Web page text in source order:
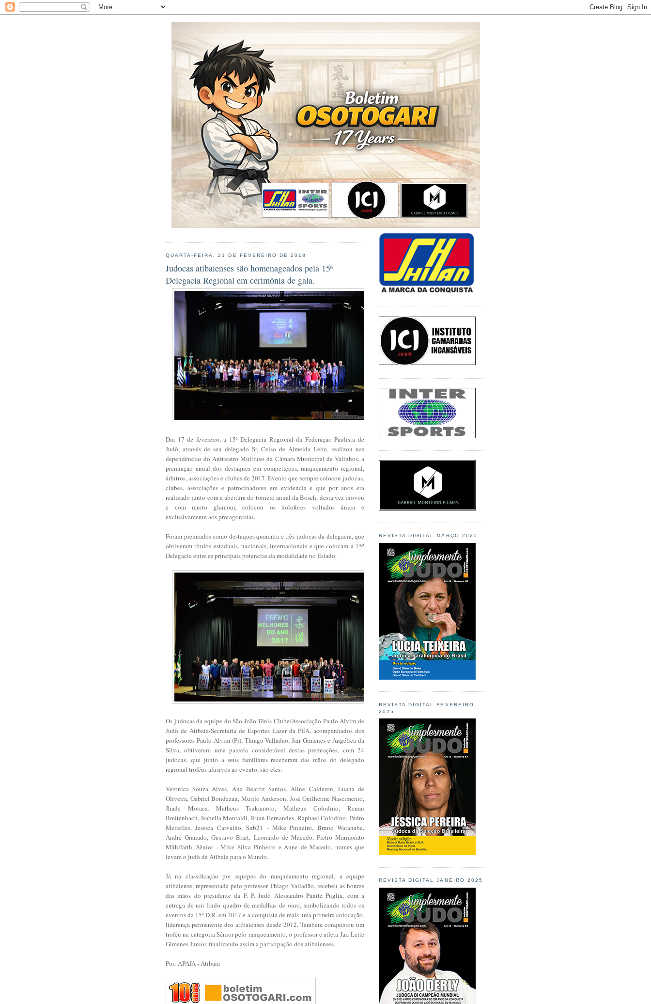
QUARTA-FEIRA, 21 DE FEVEREIRO DE 2018
Judocas atibaienses são homenageados pela 15ª
Delegacia Regional em cerimônia de gala.
Dia 17 de fevereiro, a 15ª Delegacia Regional da Federação Paulista de
Judô, através de seu delegado Sr. Celso de Almeida Leite, realizou nas
dependências do Anfiteatro Multiuso da Câmara Municipal de Valinhos, a
premiação anual dos destaques em competições, ranqueamento regional,
árbitros, associações e clubes de 2017. Evento que sempre colocou judocas,
clubes, associações e patrocinadores em evidencia e que por anos era
realizado junto com a abertura do torneio anual da Bosch, desta vez inovou
e com muito glamour, colocou os holofotes voltados única e
exclusivamente aos protagonistas.
Foram premiados como destaques quarenta e três judocas da delegacia, que
obtiveram títulos estaduais, nacionais, internacionais e que colocam a 15ª
Delegacia entre as principais potencias da modalidade no Estado.
Os judocas da equipe do São João Tênis Clube/Associação Paulo Alvim de
Judô de Atibaia/Secretaria de Esportes Lazer da PEA, acompanhados dos
professores Paulo Alvim (Pi), Thiago Valladão, Jair Gimenes e Angélica da
Silva, obtiveram uma parcela considerável destas premiações, com 24
judocas, que junto a seus familiares receberam das mãos do delegado
regional troféus alusivos ao evento, são eles:
Veronica Souza Alves, Ana Beatriz Santos, Aline Calderon, Luana de
Oliveira, Gabriel Bondezan, Murilo Anderson, José Guilherme Nascimento,
Jhade Moraes, Matheus Tsukamoto, Matheus Colodino, Renan
Breitenbach, Isabella Montaldi, Ruan Hernandes, Raphael Colodino, Pedro
Meirelles, Jessica Carvalho, Sub21 - Mike Pinheiro, Bruno Watanabe,
André Granado, Gustavo Brait, Leonardo de Macedo, Pietro Marmorato
Mühlfarth, Sênior - Mike Silva Pinheiro e Anne de Macedo, nomes que
levam o judô de Atibaia para o Mundo.
Já na classificação por equipes do ranqueamento regional, a equipe
atibaiense, representada pelo professor Thiago Valladão, recebeu as honras
das mãos do presidente da F. P. Judô Alessandro Panitz Puglia, com a
entrega de um lindo quadro de medalhas de ouro, simbolizando todos os
eventos da 15ª D.R. em 2017 e a conquista de mais uma primeira colocação,
liderança permanente dos atibaienses desde 2012. Também conquistou um
troféu na categoria Sênior pelo ranqueamento, o professor e atleta Jair Leite
Gimenes Junior, finalizando assim a participação dos atibaienses.
Por: APAJA - Atibaia
REVISTA DIGITAL MARÇO 2025
REVISTA DIGITAL FEVEREIRO
2025
REVISTA DIGITAL JANEIRO 2025